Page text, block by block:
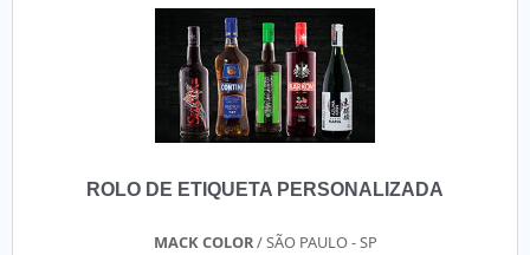
ROLO DE ETIQUETA PERSONALIZADA
MACK COLOR/ SÃO PAULO - SP